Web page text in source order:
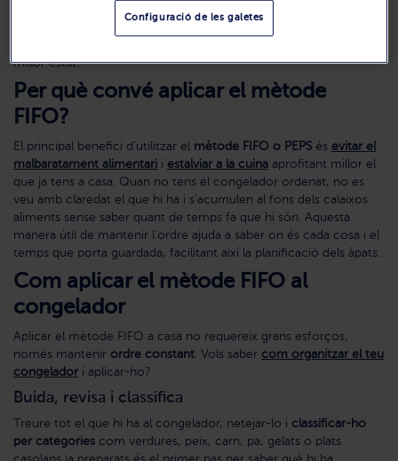
diversos mesos si es conserven a
-18 ºC, encara que el temps
millor estat.
Per què convé aplicar el mètode
FIFO?
El principal benefici d’utilitzar el mètode FIFO o PEPS és evitar el
malbaratament alimentari i estalviar a la cuina aprofitant millor el
que ja tens a casa. Quan no tens el congelador ordenat, no es
veu amb claredat el que hi ha i s’acumulen al fons dels calaixos
aliments sense saber quant de temps fa que hi són. Aquesta
manera útil de mantenir l’ordre ajuda a saber on és cada cosa i el
temps que porta guardada, facilitant així la planificació dels àpats.
Com aplicar el mètode FIFO al
congelador
Aplicar el mètode FIFO a casa no requereix grans esforços,
només mantenir ordre constant. Vols saber com organitzar el teu
congelador i aplicar-ho?
Buida, revisa i classifica
Treure tot el que hi ha al congelador, netejar-lo i classificar-ho
per categories com verdures, peix, carn, pa, gelats o plats
Configuració de les galetes